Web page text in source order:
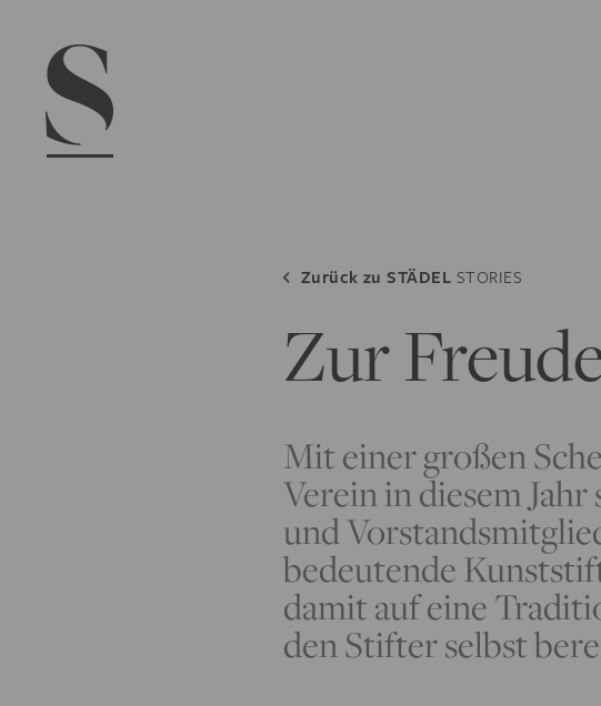
Zurück zuSTÄDEL STORIES
Zur
Mit einer großen
Verein in diesem
und
bedeutende
damit auf eine
den Stifter selbst